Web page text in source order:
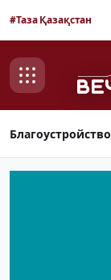
#Таза Қазақстан
Благоустройство